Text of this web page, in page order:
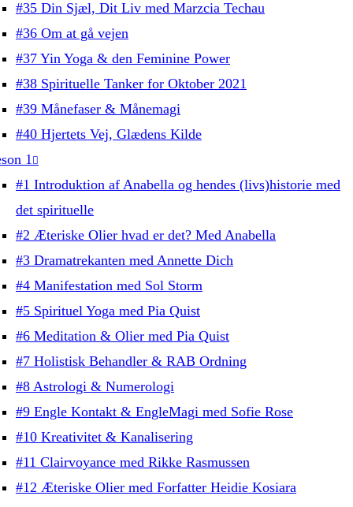
#35 Din Sjæl, Dit Liv med Marzcia Techau
#36 Om at gå vejen
#37 Yin Yoga & den Feminine Power
#38 Spirituelle Tanker for Oktober 2021
#39 Månefaser & Månemagi
#40 Hjertets Vej, Glædens Kilde
1
#1 Introduktion af Anabella og hendes (livs)historie med
det spirituelle
#2 Æteriske Olier hvad er det? Med Anabella
#3 Dramatrekanten med Annette Dich
#4 Manifestation med Sol Storm
#5 Spirituel Yoga med Pia Quist
#6 Meditation & Olier med Pia Quist
#7 Holistisk Behandler & RAB Ordning
#8 Astrologi & Numerologi
#9 Engle Kontakt & EngleMagi med Sofie Rose
#10 Kreativitet & Kanalisering
#11 Clairvoyance med Rikke Rasmussen
#12 Æteriske Olier med Forfatter Heidie Kosiara